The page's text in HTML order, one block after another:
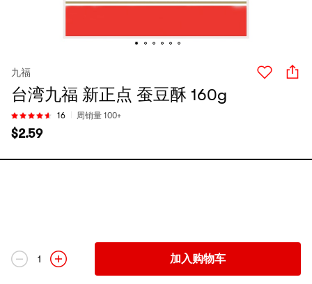
九福
台湾九福 新正点 蚕豆酥 160g
16 周销量 100+
$2.59
1 加入购物车